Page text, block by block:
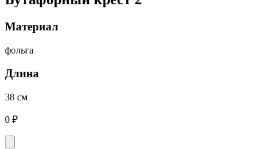
Материал
фольга
Длина
38 см
0 ₽